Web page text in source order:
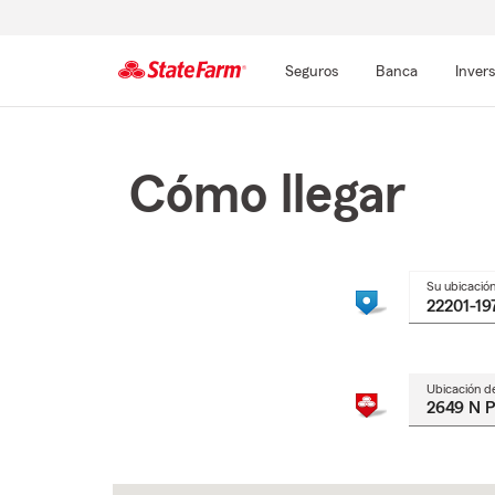
Seguros Banca
Cómo llegar
Su ubicación
Ubicación